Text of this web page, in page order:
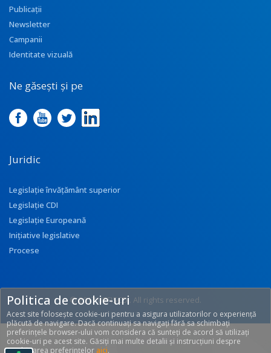
Publicații
Newsletter
Campanii
Identitate vizuală
Ne găsești și pe
Juridic
Legislație învățământ superior
Legislație CDI
Legislație Europeană
Inițiative legislative
Procese
© 2017 UEFISCDI. All rights reserved.
[T: 0.3358, O: 92]
Politica de cookie-uri
Acest site folosește cookie-uri pentru a asigura utilizatorilor o experiență
plăcută de navigare. Dacă continuați sa navigați fără sa schimbați
preferințele browser-ului vom considera că sunteți de acord să utilizați
cookie-uri pe acest site. Găsiți mai multe detalii și instrucțiuni despre
modificarea preferințelor aici.